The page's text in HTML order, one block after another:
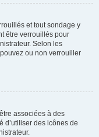
et tout sondage y
être verrouillés pour
Selon les
ou non verrouiller
associées à des
d’utiliser des icônes de